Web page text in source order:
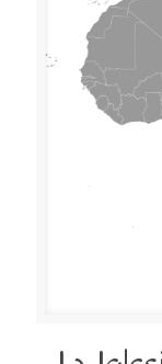
/home/
functions.php